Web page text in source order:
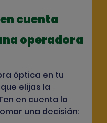
cuenta
operadora
óptica en tu
elijas la
en cuenta lo
una decisión: